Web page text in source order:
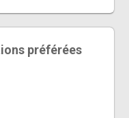
préférées